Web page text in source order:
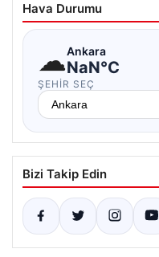
Hava Durumu
☁Ankara
NaN°C
ŞEHIR SEÇ
Bizi Takip Edin